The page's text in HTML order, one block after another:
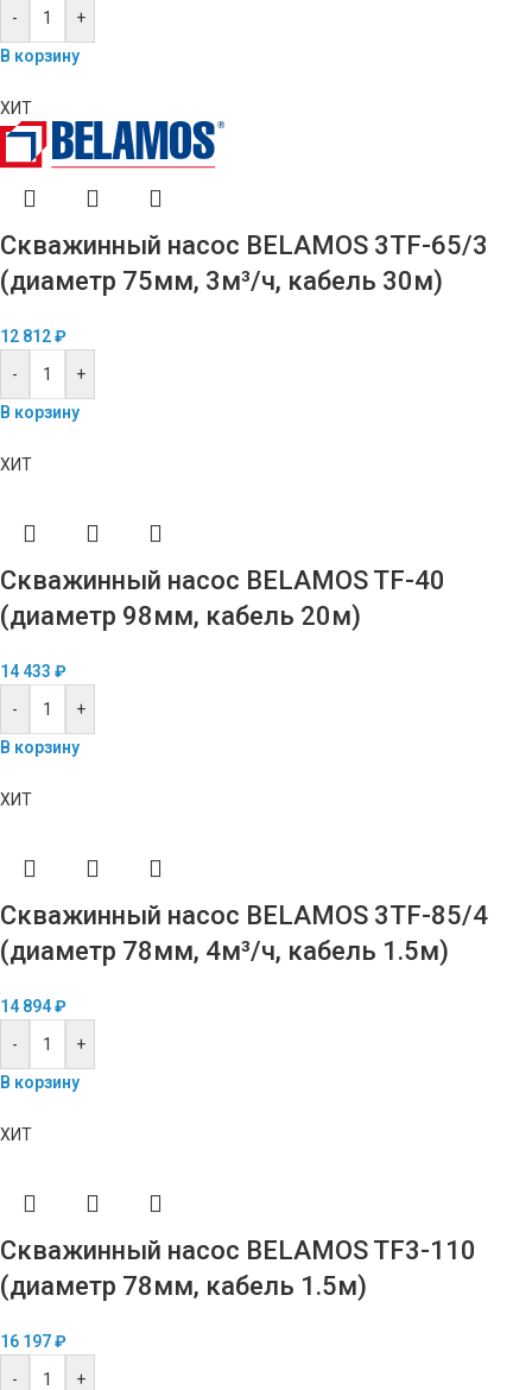
-
+
В корзину
ХИТ
Скважинный насос BELAMOS 3TF-65/3
(диаметр 75мм, 3м³/ч, кабель 30м)
12 812₽
-
+
В корзину
ХИТ
Скважинный насос BELAMOS TF-40
(диаметр 98мм, кабель 20м)
14 433 ₽
-
+
В корзину
ХИТ
Скважинный насос BELAMOS 3TF-85/4
(диаметр 78мм, 4м³/ч, кабель 1.5м)
14 894₽
-
+
В корзину
ХИТ
Скважинный насос BELAMOS TF3-110
(диаметр 78мм, кабель 1.5м)
16 197₽
-
+